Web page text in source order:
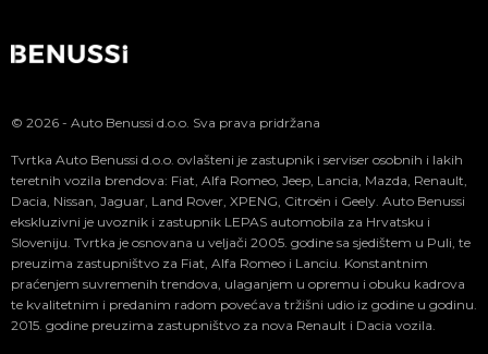
© 2026 - Auto Benussi d.o.o. Sva prava pridržana
Tvrtka Auto Benussi d.o.o. ovlašteni je zastupnik i serviser osobnih i lakih
teretnih vozila brendova: Fiat, Alfa Romeo, Jeep, Lancia, Mazda, Renault,
Dacia, Nissan, Jaguar, Land Rover, XPENG, Citroën i Geely. Auto Benussi
ekskluzivni je uvoznik i zastupnik LEPAS automobila za Hrvatsku i
Sloveniju. Tvrtka je osnovana u veljači 2005. godine sa sjedištem u Puli, te
preuzima zastupništvo za Fiat, Alfa Romeo i Lanciu. Konstantnim
praćenjem suvremenih trendova, ulaganjem u opremu i obuku kadrova
te kvalitetnim i predanim radom povećava tržišni udio iz godine u godinu.
2015. godine preuzima zastupništvo za nova Renault i Dacia vozila.